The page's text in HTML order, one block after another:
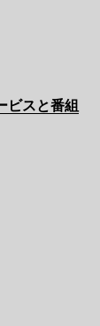
ビスと番組